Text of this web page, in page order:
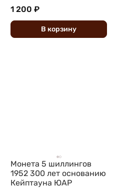
1 200 ₽
В корзину
Монета 5 шиллингов
1952 300 лет основанию
Кейптауна ЮАР